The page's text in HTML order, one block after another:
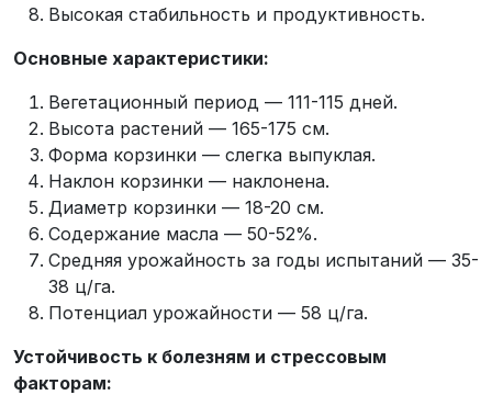
Высокая стабильность и продуктивность.
Основные характеристики:
Вегетационный период — 111-115 дней.
Высота растений — 165-175 см.
Форма корзинки — слегка выпуклая.
Наклон корзинки — наклонена.
Диаметр корзинки — 18-20 см.
Содержание масла — 50-52%.
Средняя урожайность за годы испытаний — 35-
38 ц/га.
Потенциал урожайности — 58 ц/га.
Устойчивость к болезням и стрессовым
факторам: